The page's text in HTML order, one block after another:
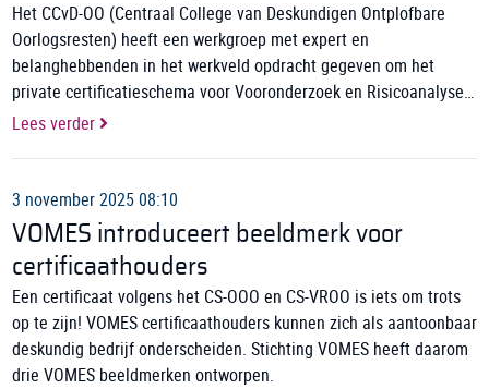
Het CCvD-OO (Centraal College van Deskundigen Ontplofbare
Oorlogsresten) heeft een werkgroep met expert en
belanghebbenden in het werkveld opdracht gegeven om het
private certificatieschema voor Vooronderzoek en Risicoanalyse
OO te beheren.
Lees verder
3 november 2025 08:10
VOMES introduceert beeldmerk voor
certificaathouders
Een certificaat volgens het CS-OOO en CS-VROO is iets om trots
op te zijn! VOMES certificaathouders kunnen zich als aantoonbaar
deskundig bedrijf onderscheiden. Stichting VOMES heeft daarom
drie VOMES beeldmerken ontworpen.